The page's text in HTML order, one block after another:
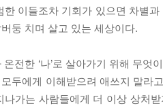
한 이들조차 기회가 있으면 차별
둥 치며 살고 있는 세상이다.
온전한 ‘나’로 살아가기 위해 무
두에게 이해받으려 애쓰지 말라
나가는 사람들에게 더 이상 상처